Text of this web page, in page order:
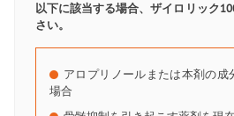
以下に該当する場合、ザイロリック
さい。
アロプリノールまたは本剤の成
場合